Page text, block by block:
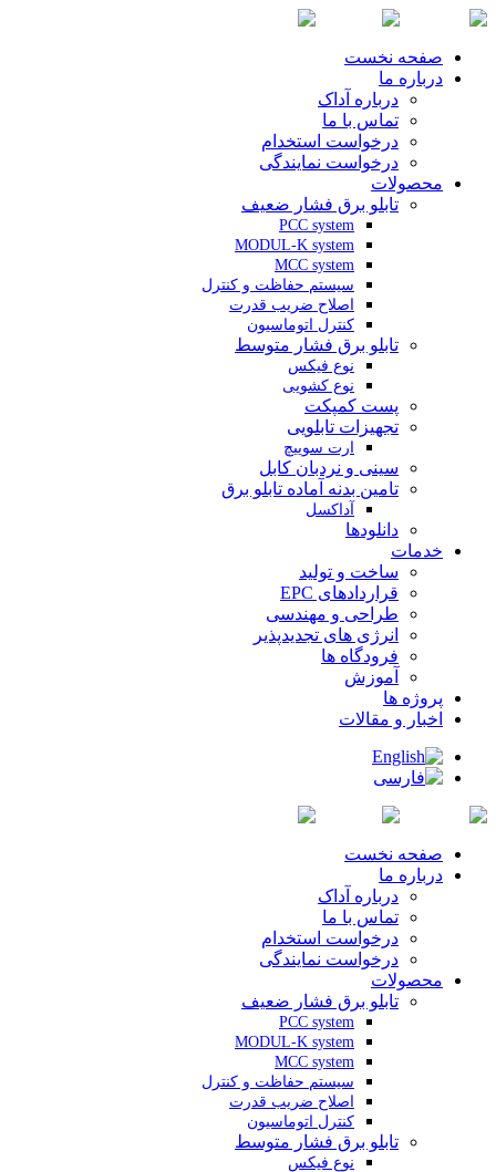
صفحه نخست
درباره ما
درباره آداک
تماس با ما
درخواست استخدام
درخواست نمایندگی
محصولات
تابلو برق فشار ضعیف
PCC system
MODUL-K system
MCC system
سیستم حفاظت و کنترل
اصلاح ضریب قدرت
کنترل اتوماسیون
تابلو برق فشار متوسط
نوع فیکس
نوع کشویی
پست کمپکت
تجهیزات تابلویی
ارت سوییچ
سینی و نردبان کابل
تامین بدنه آماده تابلو برق
آداکسل
دانلودها
خدمات
ساخت و تولید
قراردادهای EPC
طراحی و مهندسی
انرژی های تجدیدپذیر
فرودگاه ها
آموزش
پروژه ها
اخبار و مقالات
صفحه نخست
درباره ما
درباره آداک
تماس با ما
درخواست استخدام
درخواست نمایندگی
محصولات
تابلو برق فشار ضعیف
PCC system
MODUL-K system
MCC system
سیستم حفاظت و کنترل
اصلاح ضریب قدرت
کنترل اتوماسیون
تابلو برق فشار متوسط
نوع فیکس